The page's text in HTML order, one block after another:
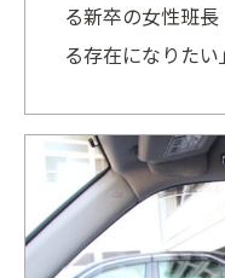
る新卒の女性班
る存在になりたい」